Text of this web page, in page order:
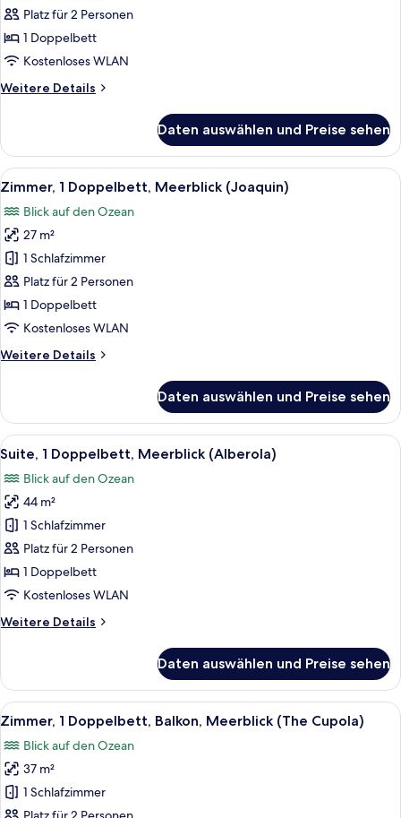
Doppelbett,
Meerblick
(Carmen)
Platz für 2 Personen
1 Doppelbett
Kostenloses WLAN
Weitere Details
Weitere
1
Doppelbett,
Meerblick
Daten auswählen und Preise sehen
Alle
Fotos
für
Zimmer,
Doppelbett,
Meerblick
(Joaquin)
Ein Hotelzimmer mit einem runden
8
Zimmer, 1 Doppelbett, Meerblick (Joaquin)
Blick auf den Ozean
27 m²
1 Schlafzimmer
Platz für 2 Personen
1 Doppelbett
Kostenloses WLAN
Weitere Details
Weitere
1
Doppelbett,
Meerblick
Daten auswählen und Preise sehen
Alle
Fotos
für
Suite,
Doppelbett,
Meerblick
(Alberola)
Ein großzügiger Wohnbereich mit
7
Suite, 1 Doppelbett, Meerblick (Alberola)
Blick auf den Ozean
44 m²
1 Schlafzimmer
Platz für 2 Personen
1 Doppelbett
Kostenloses WLAN
Weitere Details
Weitere
1
Doppelbett,
Meerblick
Daten auswählen und Preise sehen
Alle
Fotos
für
Zimmer,
Doppelbett,
Ein modernes Schlafzimmer mit
7
Zimmer, 1 Doppelbett, Balkon, Meerblick (The Cupola)
Blick auf den Ozean
37 m²
1 Schlafzimmer